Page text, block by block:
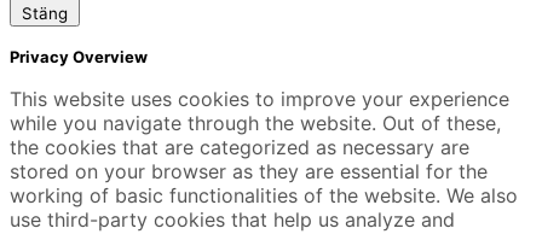
Stäng
Privacy Overview
This website uses cookies to improve your experience
while you navigate through the website. Out of these,
the cookies that are categorized as necessary are
stored on your browser as they are essential for the
working of basic functionalities of the website. We also
use third-party cookies that help us analyze and